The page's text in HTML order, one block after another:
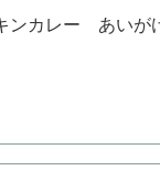
ンカレー あい